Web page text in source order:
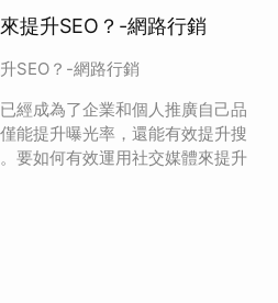
提升SEO？-網路行銷
SEO？-網路行銷
經成為了企業和個人推廣自己品
能提升曝光率，還能有效提升搜
要如何有效運用社交媒體來提升